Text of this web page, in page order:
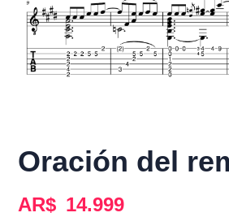
Oración del
AR$ 14.999